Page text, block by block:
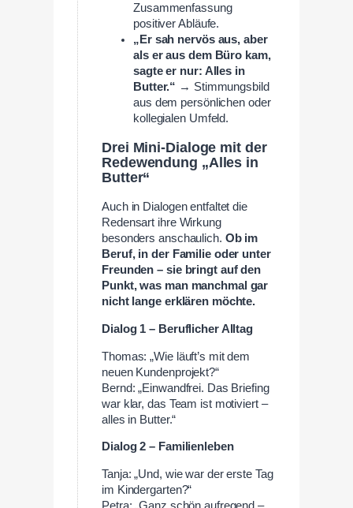
Zusammenfassung
positiver Abläufe.
„Er sah nervös aus, aber
als er aus dem Büro kam,
sagte er nur: Alles in
Butter.“ → Stimmungsbild
aus dem persönlichen oder
kollegialen Umfeld.
Drei Mini-Dialoge mit der
Redewendung „Alles in
Butter“
Auch in Dialogen entfaltet die
Redensart ihre Wirkung
besonders anschaulich. Ob im
Beruf, in der Familie oder unter
Freunden – sie bringt auf den
Punkt, was man manchmal gar
nicht lange erklären möchte.
Dialog 1 – Beruflicher Alltag
Thomas: „Wie läuft’s mit dem
neuen Kundenprojekt?“
Bernd: „Einwandfrei. Das Briefing
war klar, das Team ist motiviert –
alles in Butter.“
Dialog 2 – Familienleben
Tanja: „Und, wie war der erste Tag
im Kindergarten?“